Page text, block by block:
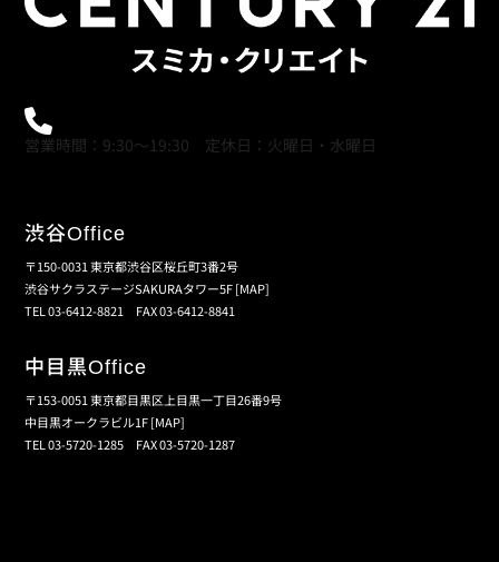
営業時間：9:30～19:30 定休日：火曜日・水曜日
渋谷Office
〒150-0031 東京都渋谷区桜丘町3番2号
渋谷サクラステージSAKURAタワー5F[MAP]
TEL 03-6412-8821 FAX 03-6412-8841
中目黒Office
〒153-0051 東京都目黒区上目黒一丁目26番9号
中目黒オークラビル1F[MAP]
TEL 03-5720-1285 FAX 03-5720-1287